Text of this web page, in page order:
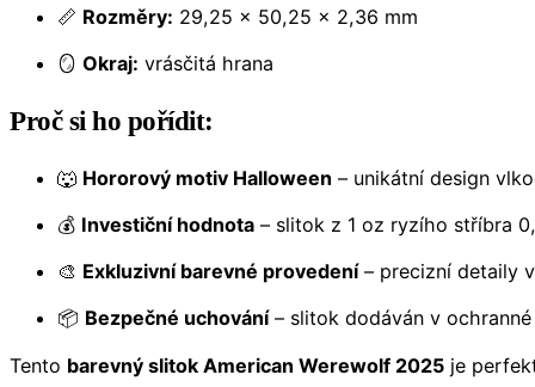
📏 Rozměry: 29,25 × 50,25 × 2,36 mm
🪞 Okraj: vrásčitá hrana
Proč si ho pořídit:
🐺 Hororový motiv Halloween – unikátní design
💰 Investiční hodnota – slitok z 1 oz ryzího stříbra
🎨 Exkluzivní barevné provedení– precizní detaily
📦 Bezpečné uchování– slitok dodáván v ochranné
Tento barevný slitok American Werewolf 2025 je